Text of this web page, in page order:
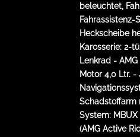
beleuchtet,
Fahrassistenz-
Heckscheibe
Karosserie: 2-
Lenkrad -
Motor 4,0 Ltr.
Schadstoffarm
System:
(AMG Active